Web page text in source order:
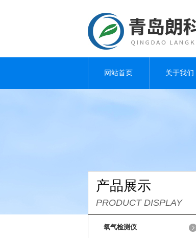
网站首页 关于我们
产品展示
PRODUCT DISPLAY
氧气检测仪